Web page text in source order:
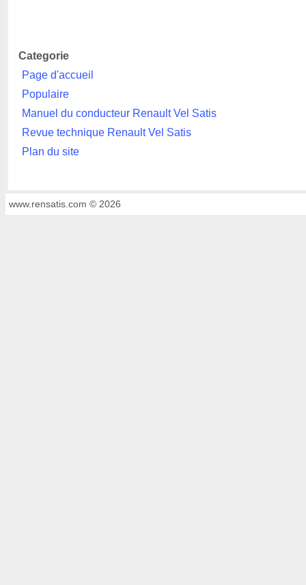
Categorie
Page d'accueil
Populaire
Manuel du conducteur Renault Vel Satis
Revue technique Renault Vel Satis
Plan du site
www.rensatis.com © 2026